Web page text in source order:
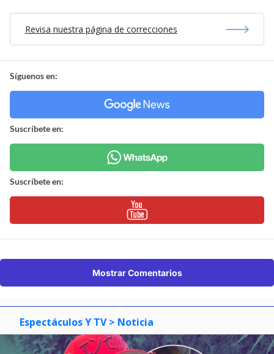
Revisa nuestra página de correcciones
Síguenos en:
Suscríbete en:
Suscríbete en:
Mostrar Comentarios
Espectáculos Y TV > Noticia